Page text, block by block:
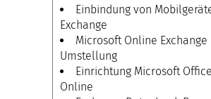
Einbindung von
Exchange
Microsoft Online Exchange
Umstellung
Einrichtung Microsoft
Online